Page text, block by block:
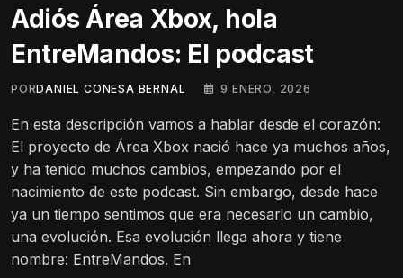
Adiós Área Xbox, hola
EntreMandos: El podcast
PORDANIEL CONESA BERNAL 9 ENERO, 2026
En esta descripción vamos a hablar desde el corazón:
El proyecto de Área Xbox nació hace ya muchos años,
y ha tenido muchos cambios, empezando por el
nacimiento de este podcast. Sin embargo, desde hace
ya un tiempo sentimos que era necesario un cambio,
una evolución. Esa evolución llega ahora y tiene
nombre: EntreMandos. En